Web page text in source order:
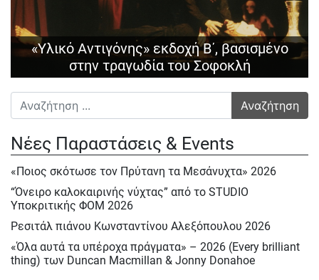
«Υλικό Αντιγόνης» εκδοχή Β΄, βασισμένο
στην τραγωδία του Σοφοκλή
Αναζήτηση για:
Νέες Παραστάσεις & Events
«Ποιος σκότωσε τον Πρύτανη τα Μεσάνυχτα» 2026
“Όνειρο καλοκαιρινής νύχτας” από το STUDIO
Υποκριτικής ΦΟΜ 2026
Ρεσιτάλ πιάνου Κωνσταντίνου Αλεξόπουλου 2026
«Όλα αυτά τα υπέροχα πράγματα» – 2026 (Every brilliant
thing) των Duncan Macmillan & Jonny Donahoe